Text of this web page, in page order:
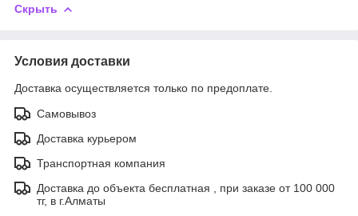
Скрыть
Условия доставки
Доставка осуществляется только по предоплате.
Самовывоз
Доставка курьером
Транспортная компания
Доставка до объекта бесплатная , при заказе от 100 000
тг, в г.Алматы